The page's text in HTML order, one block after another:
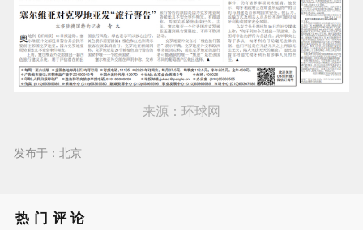
来源：环球网
发布于：北京
热门评论